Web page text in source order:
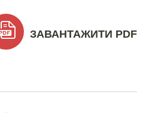
ЗАВАНТАЖИТИ PDF